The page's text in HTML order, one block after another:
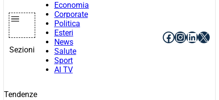
Sezioni
Economia
Corporate
Politica
Esteri
News
Salute
Sport
AI TV
Facebook
X
Tendenze